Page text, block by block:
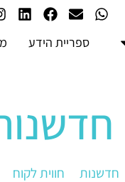
ספריית הידע
חדשנות חווית לקוח